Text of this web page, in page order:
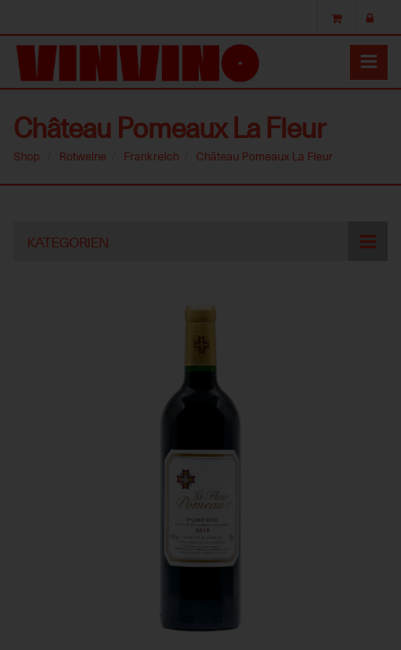
Château Pomeaux La Fleur
Shop Rotweine Frankreich Château Pomeaux La Fleur
KATEGORIEN